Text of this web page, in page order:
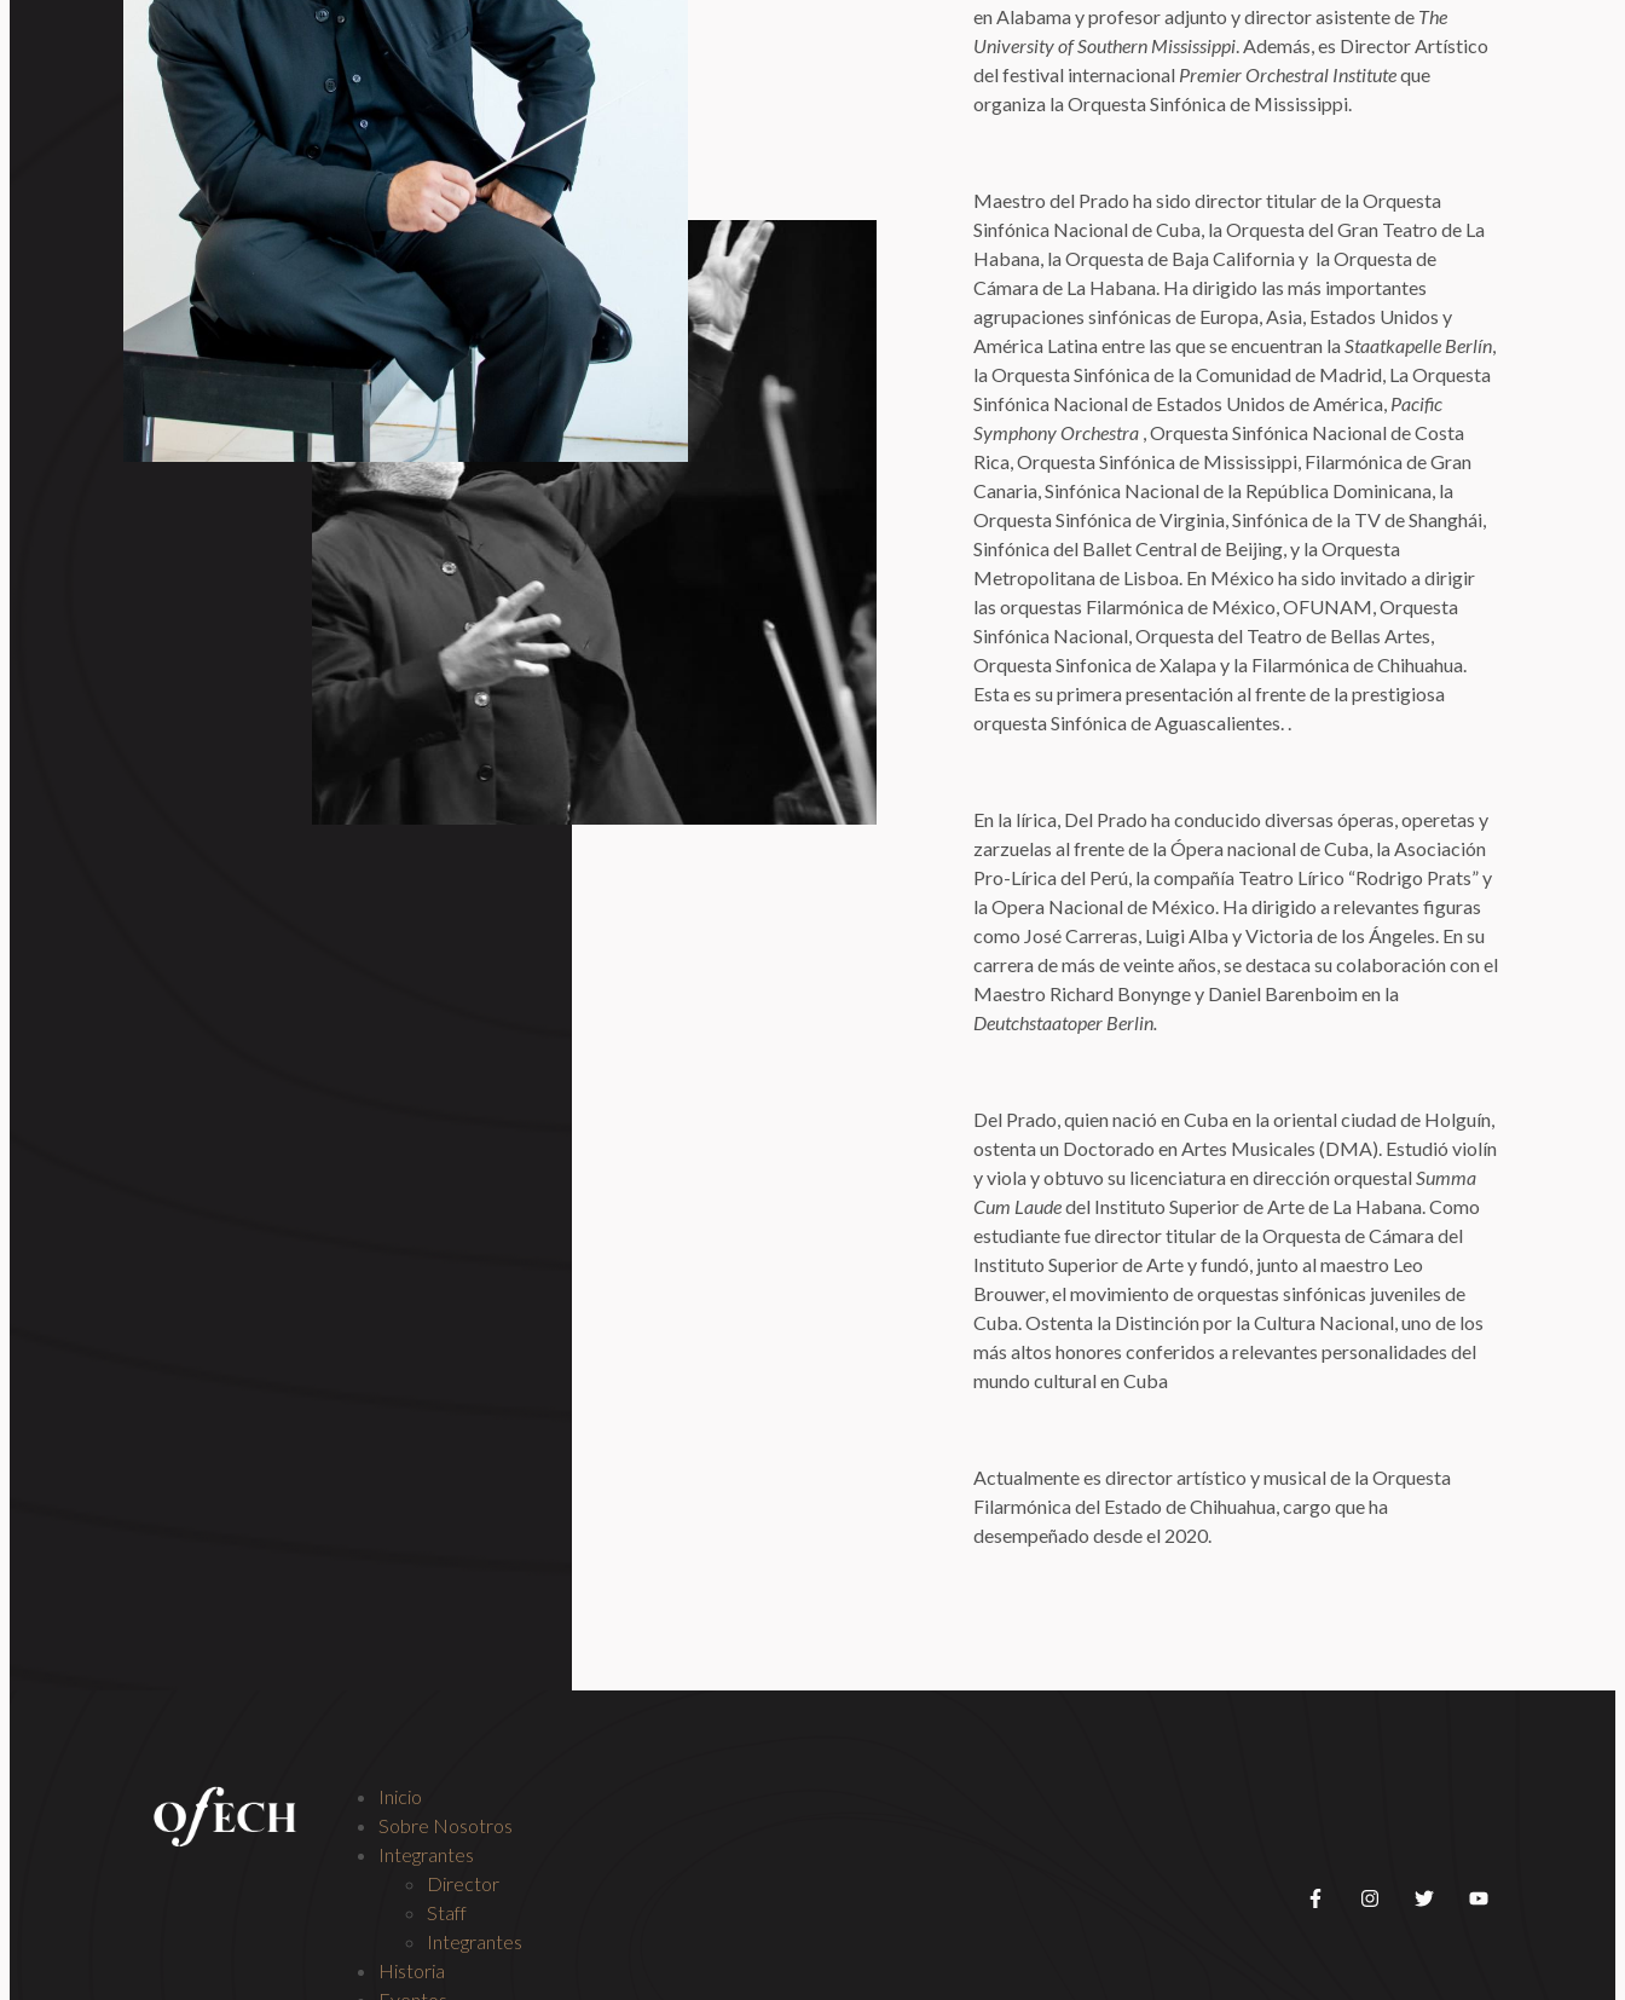
en Alabama y profesor adjunto y director asistente de The
University of Southern Mississippi. Además, es Director Artístico
del festival internacional Premier Orchestral Instituteque
organiza la Orquesta Sinfónica de Mississippi.
Maestro del Prado ha sido director titular de la Orquesta
Sinfónica Nacional de Cuba, la Orquesta del Gran Teatro de La
Habana, la Orquesta de Baja California y la Orquesta de
Cámara de La Habana. Ha dirigido las más importantes
agrupaciones sinfónicas de Europa, Asia, Estados Unidos y
América Latina entre las que se encuentran laStaatkapelle Berlín,
la Orquesta Sinfónica de la Comunidad de Madrid, La Orquesta
Sinfónica Nacional de Estados Unidos de América, Pacific
Symphony Orchestra , Orquesta Sinfónica Nacional de Costa
Rica, Orquesta Sinfónica de Mississippi, Filarmónica de Gran
Canaria, Sinfónica Nacional de la República Dominicana, la
Orquesta Sinfónica de Virginia, Sinfónica de la TV de Shanghái,
Sinfónica del Ballet Central de Beijing, y la Orquesta
Metropolitana de Lisboa. En México ha sido invitado a dirigir
las orquestas Filarmónica de México, OFUNAM, Orquesta
Sinfónica Nacional, Orquesta del Teatro de Bellas Artes,
Orquesta Sinfonica de Xalapa y la Filarmónica de Chihuahua.
Esta es su primera presentación al frente de la prestigiosa
orquesta Sinfónica de Aguascalientes. .
En la lírica, Del Prado ha conducido diversas óperas, operetas y
zarzuelas al frente de la Ópera nacional de Cuba, la Asociación
Pro-Lírica del Perú, la compañía Teatro Lírico “Rodrigo Prats” y
la Opera Nacional de México. Ha dirigido a relevantes figuras
como José Carreras, Luigi Alba y Victoria de los Ángeles. En su
carrera de más de veinte años, se destaca su colaboración con el
Maestro Richard Bonynge y Daniel Barenboim en la
Deutchstaatoper Berlin.
Del Prado, quien nació en Cuba en la oriental ciudad de Holguín,
ostenta un Doctorado en Artes Musicales (DMA). Estudió violín
y viola y obtuvo su licenciatura en dirección orquestalSumma
Cum Laudedel Instituto Superior de Arte de La Habana. Como
estudiante fue director titular de la Orquesta de Cámara del
Instituto Superior de Arte y fundó, junto al maestro Leo
Brouwer, el movimiento de orquestas sinfónicas juveniles de
Cuba. Ostenta la Distinción por la Cultura Nacional, uno de los
más altos honores conferidos a relevantes personalidades del
mundo cultural en Cuba
Actualmente es director artístico y musical de la Orquesta
Filarmónica del Estado de Chihuahua, cargo que ha
desempeñado desde el 2020.
Inicio
Sobre Nosotros
Integrantes
Director
Staff
Integrantes
Historia